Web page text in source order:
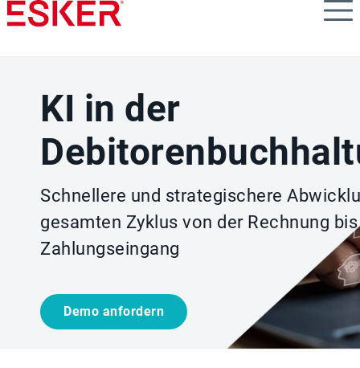
Skip
to
KI in der
Schnellere und strategischere
gesamten Zyklus von der Rechnung
Zahlungseingang
Demo anfordern